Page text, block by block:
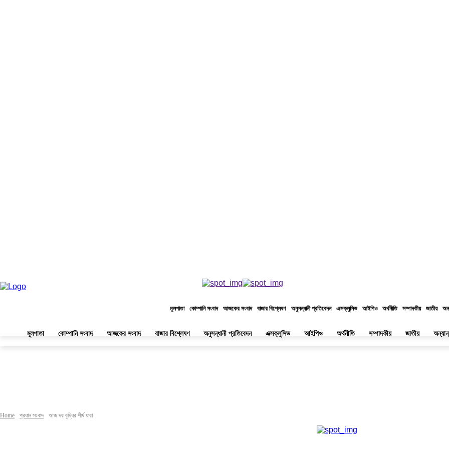
মূলপাতা কোম্পানি সংবাদ আজকের সংবাদ বাজার বিশ্লেষণ অনুসন্ধানী প্রতিবেদন এক্সক্লুসিভ আইপিও অর্থনীতি সম্পাদকীয় জাতীয়
মূলপাতা কোম্পানি সংবাদ আজকের সংবাদ বাজার বিশ্লেষণ অনুসন্ধানী প্রতিবেদন এক্সক্লুসিভ আইপিও অর্থনীতি সম্পাদকীয় জাতীয়
Home প্রধান সংবাদ আজ দর বৃদ্ধির শীর্ষ যারা